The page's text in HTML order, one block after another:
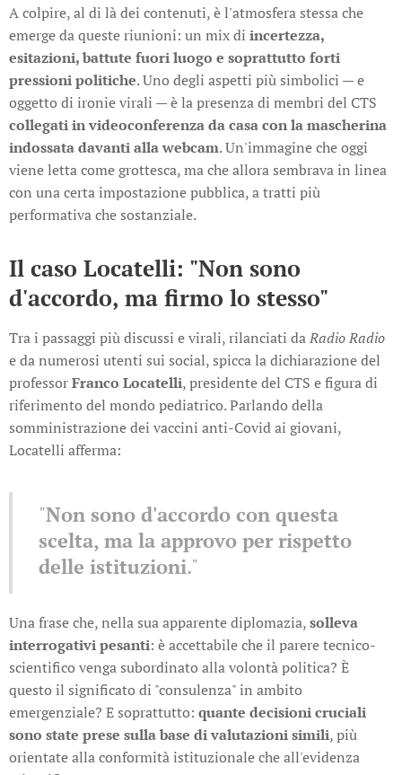
A colpire, al di là dei contenuti, è l'atmosfera stessa che
emerge da queste riunioni: un mix di incertezza,
esitazioni, battute fuori luogo e soprattutto forti
pressioni politiche. Uno degli aspetti più simbolici — e
oggetto di ironie virali — è la presenza di membri del CTS
collegati in videoconferenza da casa con la mascherina
indossata davanti alla webcam. Un'immagine che oggi
viene letta come grottesca, ma che allora sembrava in linea
con una certa impostazione pubblica, a tratti più
performativa che sostanziale.
Il caso Locatelli: "Non sono
d'accordo, ma firmo lo stesso"
Tra i passaggi più discussi e virali, rilanciati daRadio Radio
e da numerosi utenti sui social, spicca la dichiarazione del
professorFranco Locatelli, presidente del CTS e figura di
riferimento del mondo pediatrico. Parlando della
somministrazione dei vaccini anti-Covid ai giovani,
Locatelli afferma:
"Non sono d'accordo con questa
scelta, ma la approvo per rispetto
delle istituzioni."
Una frase che, nella sua apparente diplomazia,solleva
interrogativi pesanti: è accettabile che il parere tecnico-
scientifico venga subordinato alla volontà politica? È
questo il significato di "consulenza" in ambito
emergenziale? E soprattutto: quante decisioni cruciali
sono state prese sulla base di valutazioni simili, più
orientate alla conformità istituzionale che all'evidenza